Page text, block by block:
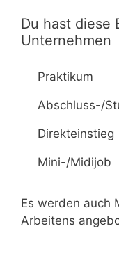
Du hast diese
Unternehmen
Praktikum
Abschluss-/
Direkteinstieg
Mini-/Midijob
Es werden auch
Arbeitens